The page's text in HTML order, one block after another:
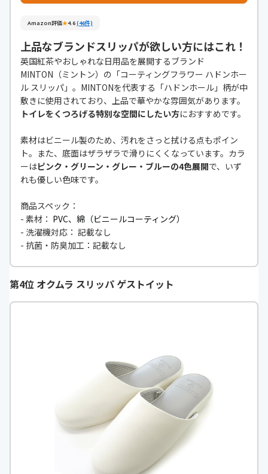
Amazon評価★4.6(46件)
上品なブランドスリッパが欲しい方にはこれ！
英国紅茶やおしゃれな日用品を展開するブランド
MINTON（ミントン）の「コーティングフラワー ハドンホー
ル スリッパ」。MINTONを代表する「ハドンホール」柄が中
敷きに使用されており、上品で華やかな雰囲気があります。
トイレをくつろげる特別な空間にしたい方におすすめです。
素材はビニール製のため、汚れをさっと拭ける点もポイン
ト。また、底面はザラザラで滑りにくくなっています。カラ
ーはピンク・グリーン・グレー・ブルーの4色展開で、いず
れも優しい色味です。
商品スペック：
- 素材： PVC、綿（ビニールコーティング）
- 洗濯機対応： 記載なし
- 抗菌・防臭加工：記載なし
第4位 オクムラ スリッパ ゲストイット